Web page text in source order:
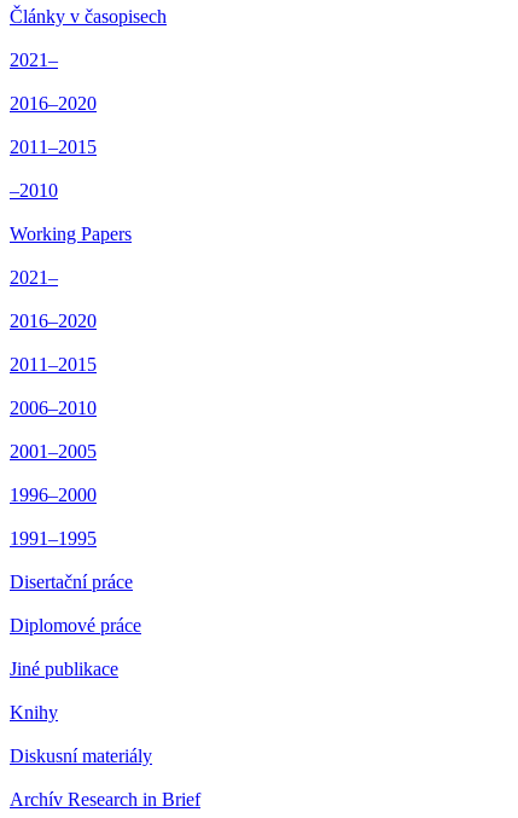
Články v časopisech
2021–
2016–2020
2011–2015
–2010
Working Papers
2021–
2016–2020
2011–2015
2006–2010
2001–2005
1996–2000
1991–1995
Disertační práce
Diplomové práce
Jiné publikace
Knihy
Diskusní materiály
Archív Research in Brief